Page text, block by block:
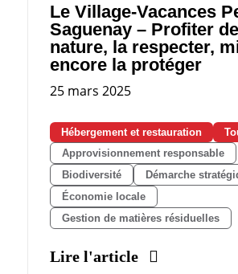
Le Village-Vacances
Saguenay – Profiter
nature, la respecter,
encore la protéger
25 mars 2025
Hébergement et restauration
Approvisionnement responsable
Biodiversité
Démarche
Économie locale
Gestion de matières résiduelles
Lire l'article